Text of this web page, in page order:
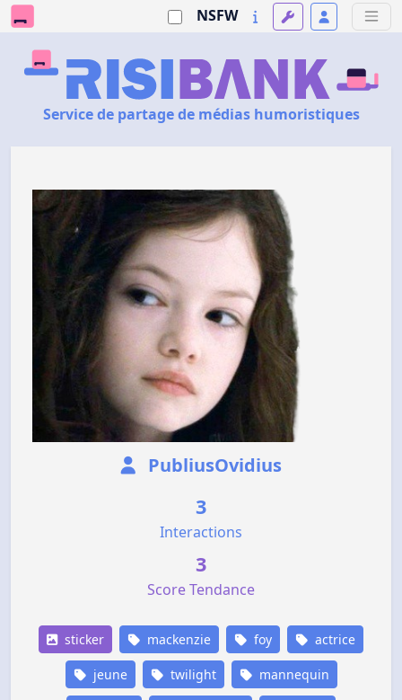
NSFW
Service de partage de médias humoristiques
PubliusOvidius
3
Interactions
3
Score Tendance
sticker mackenzie foy actrice
jeune twilight mannequin